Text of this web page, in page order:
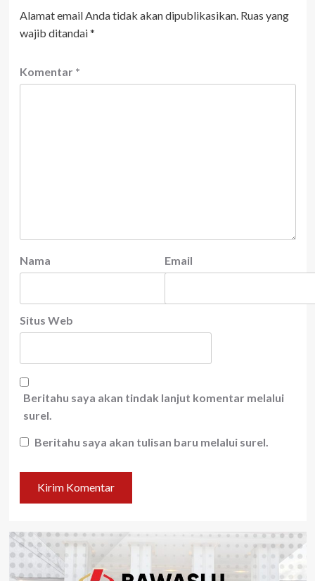
Alamat email Anda tidak akan dipublikasikan. Ruas yang
wajib ditandai*
Komentar *
Nama Email
Situs Web
Beritahu saya akan tindak lanjut komentar melalui
surel.
Beritahu saya akan tulisan baru melalui surel.